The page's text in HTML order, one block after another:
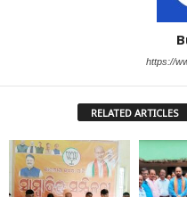
https://
RELATED ARTICLES